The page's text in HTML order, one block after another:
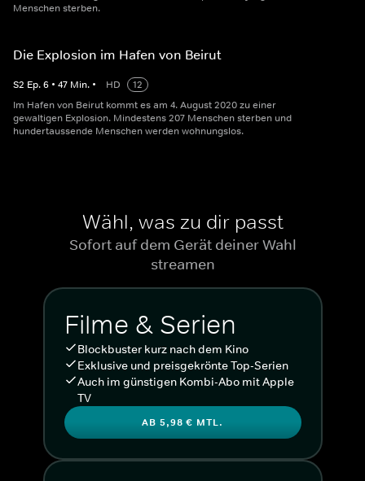
Menschen sterben.
Die Explosion im Hafen von Beirut
S2 Ep.6 • 47 Min. • HD
12
Im Hafen von Beirut kommt es am 4. August 2020 zu einer
gewaltigen Explosion. Mindestens 207 Menschen sterben und
hundertaussende Menschen werden wohnungslos.
Wähl, was zu dir passt
Sofort auf dem Gerät deiner Wahl
streamen
Filme & Serien
Blockbuster kurz nach dem Kino
Exklusive und preisgekrönte Top-Serien
Auch im günstigen Kombi-Abo mit Apple
TV
AB 5,98 € MTL.